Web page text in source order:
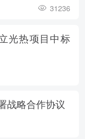
31236
光热项目中标
战略合作协议